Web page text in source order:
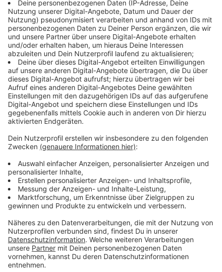
+++12:30 Uhr+++
Auch die Stadt Schleiden ist in erhöhter
Alarmbereitschaft. Laut Bürgermeister Pfennings sind
diverse Bachläufe schon über die Ufer getreten und
Keller unter Wasser gelaufen. Die
Sandsackbefüllmaschine beim THW in Schleiden laufe
durch, Feuerwehr und THW haben hier schon
Sandsäcke für Kall und Stollberg bei Aachen befüllt.
bekommen, sie sind seit der Nacht im Einsatz. Sie
Bauhof habe alle geplanten Arbeiten eingestellt und
sei jetzt unterwegs, um die Bäche im Blick zu
behalten. Die Stadt befürchtet, dass sich die Situation
am Nachmittag weiter zuspitzen könnte.
Anzeige
©Radio Euskirchen